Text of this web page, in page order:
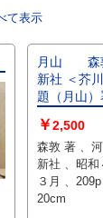
て表示
月山 森
新社 ＜芥
題（月山
￥2,500
森敦 著 、河出書房
新社 、昭和４９年
３月 、209p 、
20cm